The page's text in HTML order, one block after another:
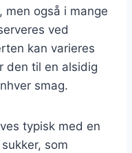
men også i mange
ved
kan varieres
den til en alsidig
smag.
typisk med en
som